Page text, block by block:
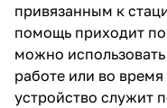
привязанным к
помощь приходит
можно
работе или во
устройство служит